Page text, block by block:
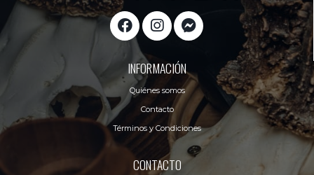
INFORMACIÓN
Quiénes somos
Contacto
Términos y Condiciones
CONTACTO